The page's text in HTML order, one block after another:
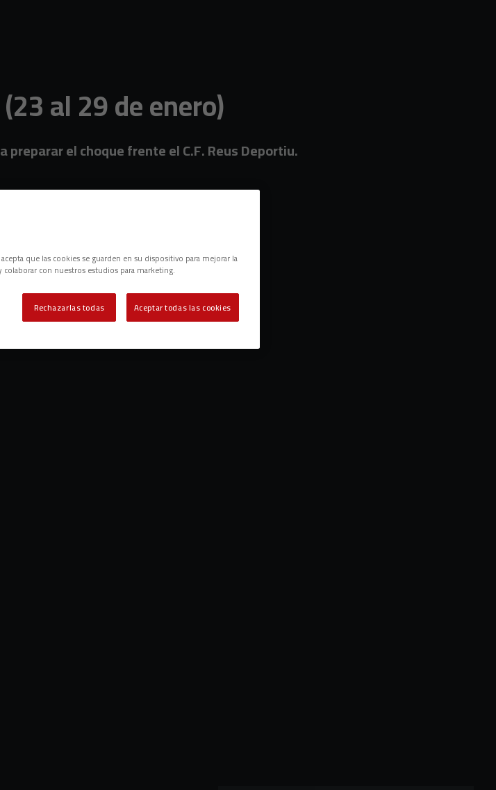
al 29 de enero)
el choque frente el C.F. Reus Deportiu.
que las cookies se guarden en su dispositivo para mejorar la
con nuestros estudios para marketing.
Rechazarlas todas Aceptar todas las cookies